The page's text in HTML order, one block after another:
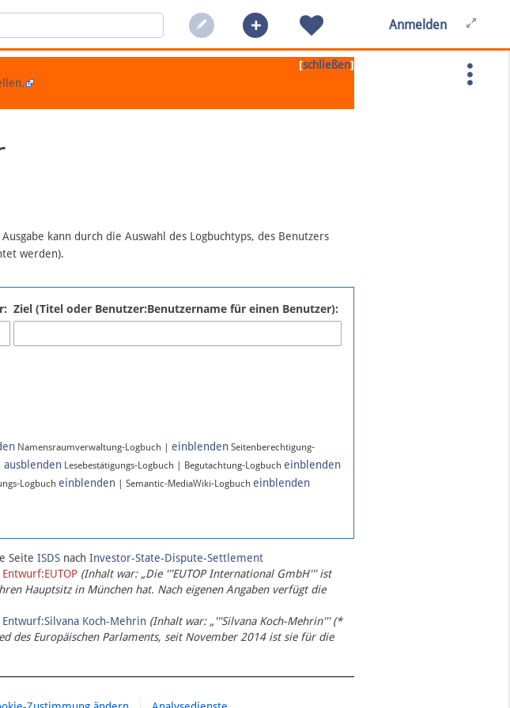
Anmelden
[schließen]
kann durch die Auswahl des Logbuchtyps, des Benutzers
werden).
Ziel (Titel oder Benutzer:Benutzername für einen Benutzer):
Namensraumverwaltung-Logbuch | einblenden Seitenberechtigung-
ausblenden Lesebestätigungs-Logbuch | Begutachtung-Logbuch einblenden
Logbuch einblenden | Semantic-MediaWiki-Logbuch einblenden
Seite ISDS nach Investor-State-Dispute-Settlement
Entwurf:EUTOP (Inhalt war: „Die '''EUTOP International GmbH''' ist
Hauptsitz in München hat. Nach eigenen Angaben verfügt die
Entwurf:Silvana Koch-Mehrin (Inhalt war: „'''Silvana Koch-Mehrin''' (*
des Europäischen Parlaments, seit November 2014 ist sie für die